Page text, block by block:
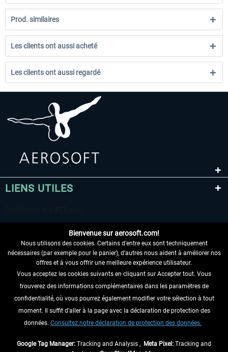
Prod. similaires
Les clients ont aussi acheté
Les clients ont aussi regardé
LIENS UTILES
RENONCER AU CONTRAT ICI
INFORMATIONS
NE MANQUEZ PAS LES DERNIÈRES
Bienvenue sur aerosoft.com!
Nous utilisons des cookies. Certains d'entre eux sont techniquement
nécessaires (par exemple pour le panier), d'autres nous aident à améliorer nos
offres et à vous offrir une meilleure expérience utilisateur.
Vous acceptez les cookies suivants en cliquant sur Accepter tout. Vous
trouverez des informations complémentaires dans les paramètres de
confidentialité, où vous pourrez également modifier votre sélection à tout
moment. Il suffit d'aller à la page avec la déclaration de protection des
données. Consultez notre déclaration de protection des données.
Google Tag Manager: Tracking and Analysis , Meta Pixel: Tracking and